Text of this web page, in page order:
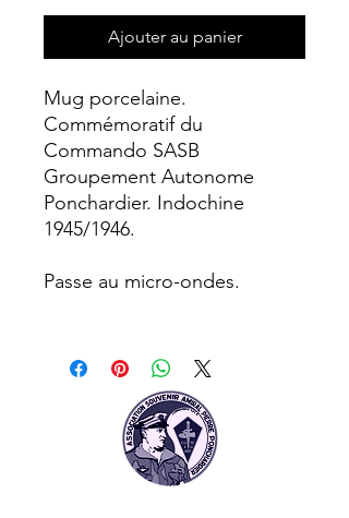
Ajouter au panier
Mug porcelaine.
Commémoratif du
Commando SASB
Groupement Autonome
Ponchardier. Indochine
1945/1946.
Passe au micro-ondes.